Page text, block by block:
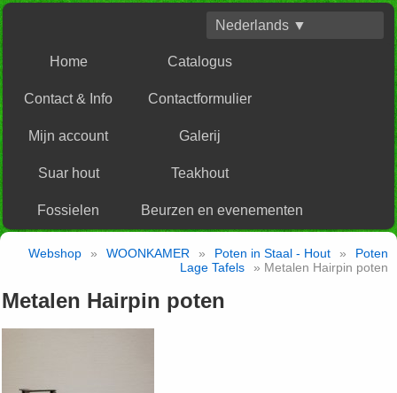
Nederlands ▼
Home Catalogus
Contact & Info Contactformulier
Mijn account Galerij
Suar hout Teakhout
Fossielen Beurzen en evenementen
Webshop » WOONKAMER » Poten in Staal - Hout »
Poten
Lage Tafels
» Metalen Hairpin poten
Metalen Hairpin poten